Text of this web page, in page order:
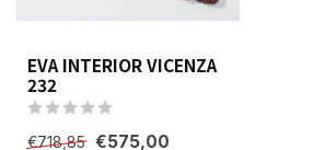
EVA INTERIOR VICENZA
232
€718,85 €575,00